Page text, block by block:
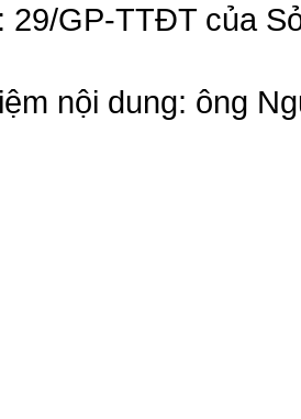
29/GP-TTĐT của
nội dung: ông